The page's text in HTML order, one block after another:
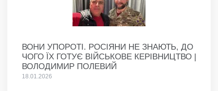
ВОНИ УПОРОТІ. РОСІЯНИ НЕ ЗНАЮТЬ, ДО
ЧОГО ЇХ ГОТУЄ ВІЙСЬКОВЕ КЕРІВНИЦТВО |
ВОЛОДИМИР ПОЛЕВИЙ
18.01.2026